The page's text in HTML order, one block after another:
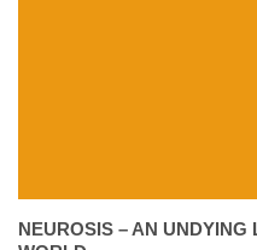
NEUROSIS – AN UNDYING